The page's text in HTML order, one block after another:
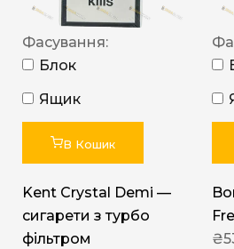
Фасування:
Блок
Ящик
В Кошик
Kent Crystal Demi —
сигарети з турбо
фільтром
₴